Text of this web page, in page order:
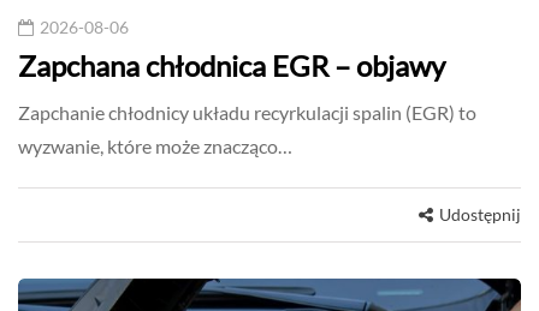
2026-08-06
Zapchana chłodnica EGR – objawy
Zapchanie chłodnicy układu recyrkulacji spalin (EGR) to
wyzwanie, które może znacząco…
Udostępnij